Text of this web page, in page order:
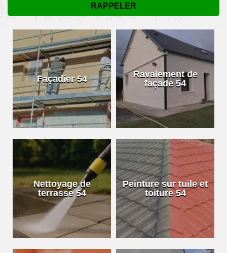
Façadier 54
Ravalement de
façade 54
Nettoyage de
terrasse 54
Peinture sur tuile et
toiture 54